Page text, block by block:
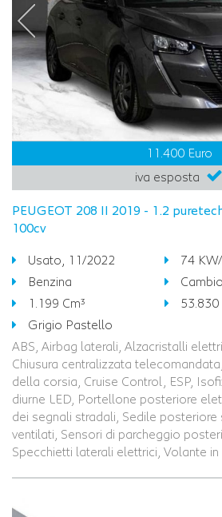
11.400 Euro
iva esposta
PEUGEOT 208 II 2019 - 1.2
100cv
Usato, 11/2022
74
Benzina
1.199 Cm³
53.830
Grigio Pastello
ABS, Airbag laterali, Alzacristalli
Chiusura centralizzata
della corsia, Cruise Control, ESP,
diurne LED, Portellone posteriore
dei segnali stradali, Sedile posteriore
ventilati, Sensori di parcheggio
Specchietti laterali elettrici, Volante in